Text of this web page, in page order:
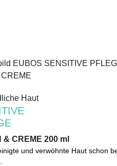
(gemäß UNEP-Definition)
Haut
& CREME 200 ml
und verwöhnte Haut schon
Bewahrt vor Austrocknung und
Haut
& CREME 200 ml
und verwöhnte Haut schon